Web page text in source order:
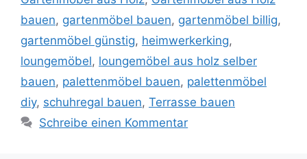
bauen, gartenmöbel bauen, gartenmöbel billig,
gartenmöbel günstig, heimwerkerking,
loungemöbel, loungemöbel aus holz selber
bauen, palettenmöbel bauen, palettenmöbel
diy, schuhregal bauen, Terrasse bauen
Schreibe einen Kommentar